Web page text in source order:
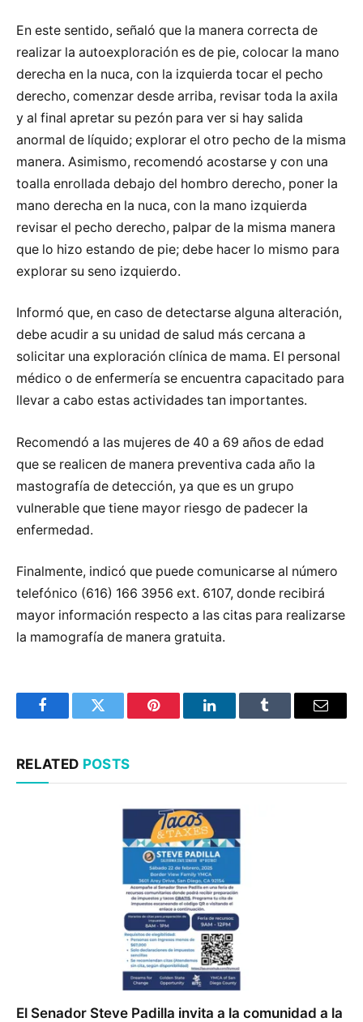
En este sentido, señaló que la manera correcta de
realizar la autoexploración es de pie, colocar la mano
derecha en la nuca, con la izquierda tocar el pecho
derecho, comenzar desde arriba, revisar toda la axila
y al final apretar su pezón para ver si hay salida
anormal de líquido; explorar el otro pecho de la misma
manera. Asimismo, recomendó acostarse y con una
toalla enrollada debajo del hombro derecho, poner la
mano derecha en la nuca, con la mano izquierda
revisar el pecho derecho, palpar de la misma manera
que lo hizo estando de pie; debe hacer lo mismo para
explorar su seno izquierdo.
Informó que, en caso de detectarse alguna alteración,
debe acudir a su unidad de salud más cercana a
solicitar una exploración clínica de mama. El personal
médico o de enfermería se encuentra capacitado para
llevar a cabo estas actividades tan importantes.
Recomendó a las mujeres de 40 a 69 años de edad
que se realicen de manera preventiva cada año la
mastografía de detección, ya que es un grupo
vulnerable que tiene mayor riesgo de padecer la
enfermedad.
Finalmente, indicó que puede comunicarse al número
telefónico (616) 166 3956 ext. 6107, donde recibirá
mayor información respecto a las citas para realizarse
la mamografía de manera gratuita.
FacebookTwitter Pinterest LinkedInTumblr Email
RELATED POSTS
El Senador Steve Padilla invita a la comunidad a la